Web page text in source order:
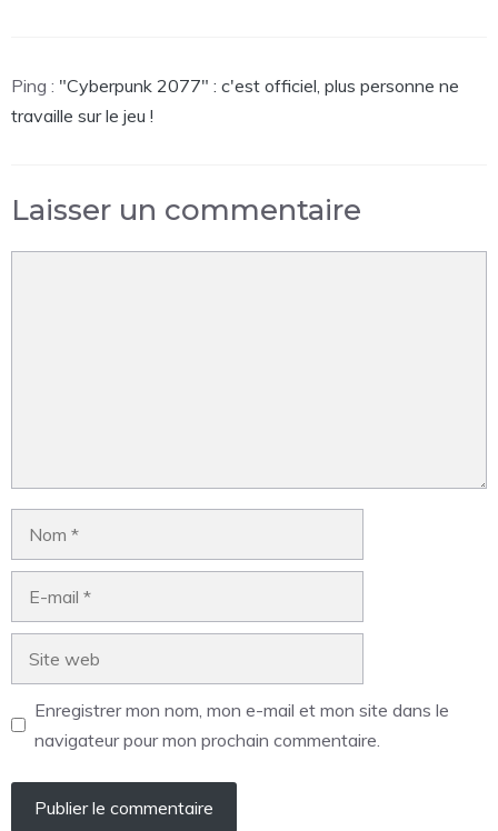
Ping : "Cyberpunk 2077" : c'est officiel, plus personne ne
travaille sur le jeu !
Laisser un commentaire
Enregistrer mon nom, mon e-mail et mon site dans le
navigateur pour mon prochain commentaire.